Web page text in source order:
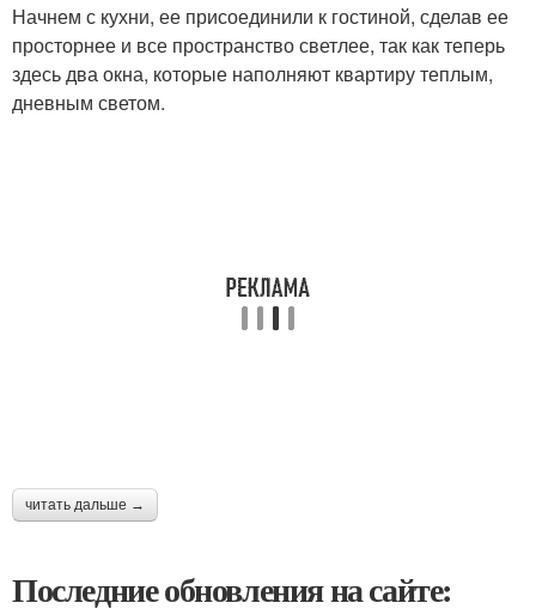
Начнем с кухни, ее присоединили к гостиной, сделав ее
просторнее и все пространство светлее, так как теперь
здесь два окна, которые наполняют квартиру теплым,
дневным светом.
читать дальше →
Последние обновления на сайте: